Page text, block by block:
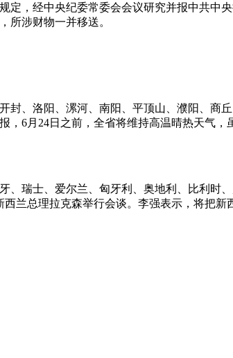
，经中央纪委常委会会议研究并报中共中
所涉财物一并移送。
洛阳、漯河、南阳、平顶山、濮阳、商丘
6月24日之前，全省将维持高温晴热天气，
士、爱尔兰、匈牙利、奥地利、比利时、
兰总理拉克森举行会谈。李强表示，将把新